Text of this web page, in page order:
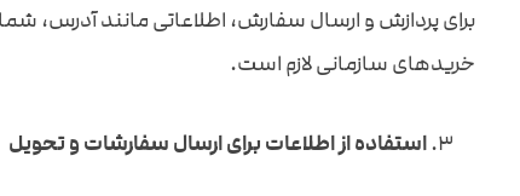
برای پردازش و ارسال سفارش، اطلاعاتی مانند آدرس،
خریدهای سازمانی لازم است.
استفاده از اطلاعات برای ارسال سفارشات و تحویل